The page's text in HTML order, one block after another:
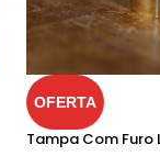
OFERTA
Tampa Com Furo